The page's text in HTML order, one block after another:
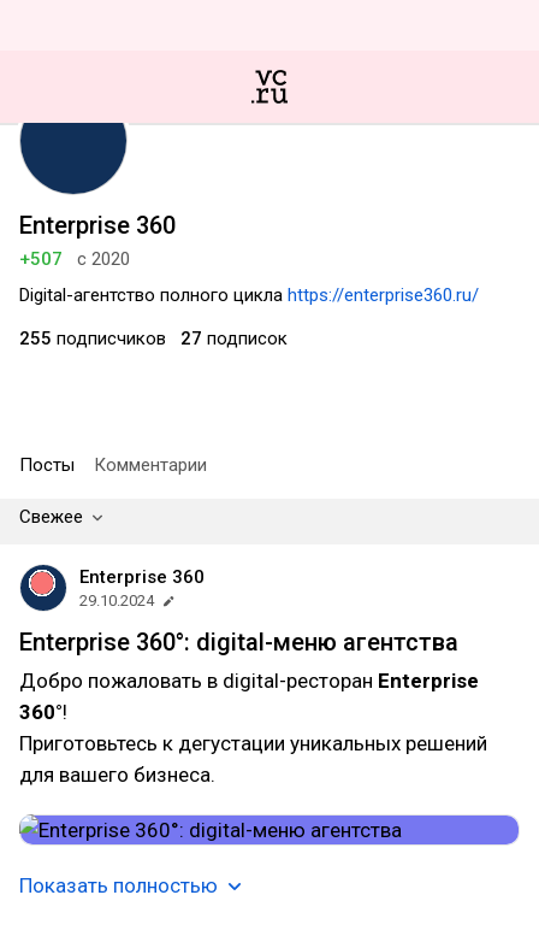
Enterprise 360
+507
с 2020
Digital-агентство полного цикла https://enterprise360.ru/
255 подписчиков 27 подписок
Посты Комментарии
Свежее
Enterprise 360
29.10.2024
Enterprise 360°: digital-меню агентства
Добро пожаловать в digital-ресторан Enterprise
360°!
Приготовьтесь к дегустации уникальных решений
для вашего бизнеса.
Показать полностью